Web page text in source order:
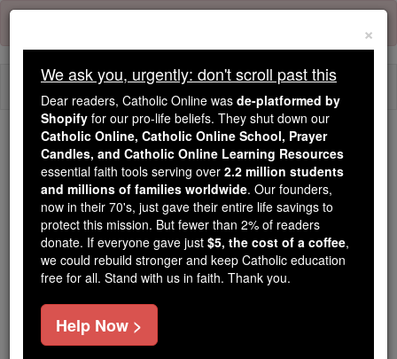
Skip
content
Because of You, 2.2 Million
Students Are Being Formed in the
Faith
Because of generous supporters like you,
Catholic Online School has already delivered
free, faithful Catholic education to over 2.2
million students across 193 countries. In an age
of noise and algorithms, you are helping form
souls with truth, prayer, Scripture, and Christ.
×
We ask you, urgently: don't scroll past this
Dear readers, Catholic Online was de-platformed by
Shopify for our pro-life beliefs. They shut down our
Catholic Online, Catholic Online School, Prayer
Candles, and Catholic Online Learning Resources
essential faith tools serving over 2.2 million students
and millions of families worldwide. Our founders,
now in their 70's, just gave their entire life savings to
protect this mission. But fewer than 2% of readers
donate. If everyone gave just $5, the cost of a coffee,
we could rebuild stronger and keep Catholic education
free for all. Stand with us in faith. Thank you.
Help Now >